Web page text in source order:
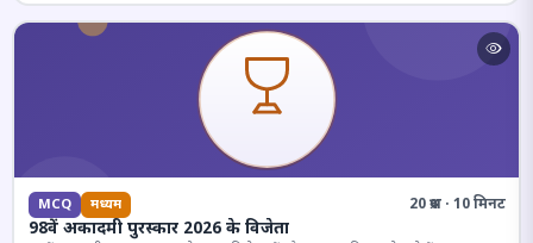
MCQ मध्यम 20 प्रश्न · 10 मिनट
98वें अकादमी पुरस्कार 2026 के विजेता